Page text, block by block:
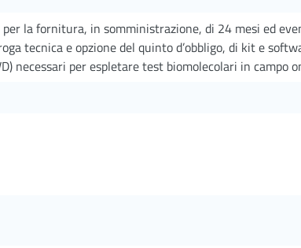
per la fornitura, in somministrazione, di 24 mesi ed
tecnica e opzione del quinto d’obbligo, di kit e
necessari per espletare test biomolecolari in campo